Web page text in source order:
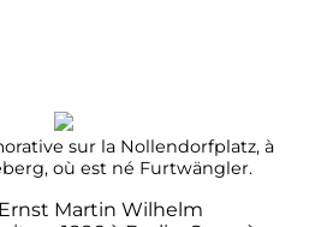
sur la Nollendorfplatz, à
où est né Furtwängler.
Martin Wilhelm